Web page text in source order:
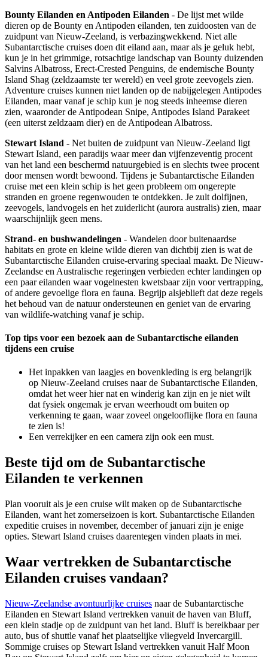
Bounty Eilanden en Antipoden Eilanden - De lijst met wilde
dieren op de Bounty en Antipoden eilanden, ten zuidoosten van de
zuidpunt van Nieuw-Zeeland, is verbazingwekkend. Niet alle
Subantarctische cruises doen dit eiland aan, maar als je geluk hebt,
kun je in het grimmige, rotsachtige landschap van Bounty duizenden
Salvins Albatross, Erect-Crested Penguins, de endemische Bounty
Island Shag (zeldzaamste ter wereld) en veel grote zeevogels zien.
Adventure cruises kunnen niet landen op de nabijgelegen Antipodes
Eilanden, maar vanaf je schip kun je nog steeds inheemse dieren
zien, waaronder de Antipodean Snipe, Antipodes Island Parakeet
(een uiterst zeldzaam dier) en de Antipodean Albatross.
Stewart Island - Net buiten de zuidpunt van Nieuw-Zeeland ligt
Stewart Island, een paradijs waar meer dan vijfenzeventig procent
van het land een beschermd natuurgebied is en slechts twee procent
door mensen wordt bewoond. Tijdens je Subantarctische Eilanden
cruise met een klein schip is het geen probleem om ongerepte
stranden en groene regenwouden te ontdekken. Je zult dolfijnen,
zeevogels, landvogels en het zuiderlicht (aurora australis) zien, maar
waarschijnlijk geen mens.
Strand- en bushwandelingen - Wandelen door buitenaardse
habitats en grote en kleine wilde dieren van dichtbij zien is wat de
Subantarctische Eilanden cruise-ervaring speciaal maakt. De Nieuw-
Zeelandse en Australische regeringen verbieden echter landingen op
een paar eilanden waar vogelnesten kwetsbaar zijn voor vertrapping,
of andere gevoelige flora en fauna. Begrijp alsjeblieft dat deze regels
het behoud van de natuur ondersteunen en geniet van de ervaring
van wildlife-watching vanaf je schip.
Top tips voor een bezoek aan de Subantarctische eilanden
tijdens een cruise
Het inpakken van laagjes en bovenkleding is erg belangrijk
op Nieuw-Zeeland cruises naar de Subantarctische Eilanden,
omdat het weer hier nat en winderig kan zijn en je niet wilt
dat fysiek ongemak je ervan weerhoudt om buiten op
verkenning te gaan, waar zoveel ongelooflijke flora en fauna
te zien is!
Een verrekijker en een camera zijn ook een must.
Beste tijd om de Subantarctische
Eilanden te verkennen
Plan vooruit als je een cruise wilt maken op de Subantarctische
Eilanden, want het zomerseizoen is kort. Subantarctische Eilanden
expeditie cruises in november, december of januari zijn je enige
opties. Stewart Island cruises daarentegen vinden plaats in mei.
Waar vertrekken de Subantarctische
Eilanden cruises vandaan?
Nieuw-Zeelandse avontuurlijke cruises naar de Subantarctische
Eilanden en Stewart Island vertrekken vanuit de haven van Bluff,
een klein stadje op de zuidpunt van het land. Bluff is bereikbaar per
auto, bus of shuttle vanaf het plaatselijke vliegveld Invercargill.
Sommige cruises op Stewart Island vertrekken vanuit Half Moon